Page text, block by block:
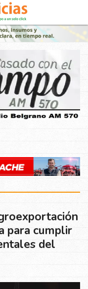
para cumplir
del